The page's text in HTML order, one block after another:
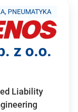
PNEUMATYKA
z o.o.
Liability